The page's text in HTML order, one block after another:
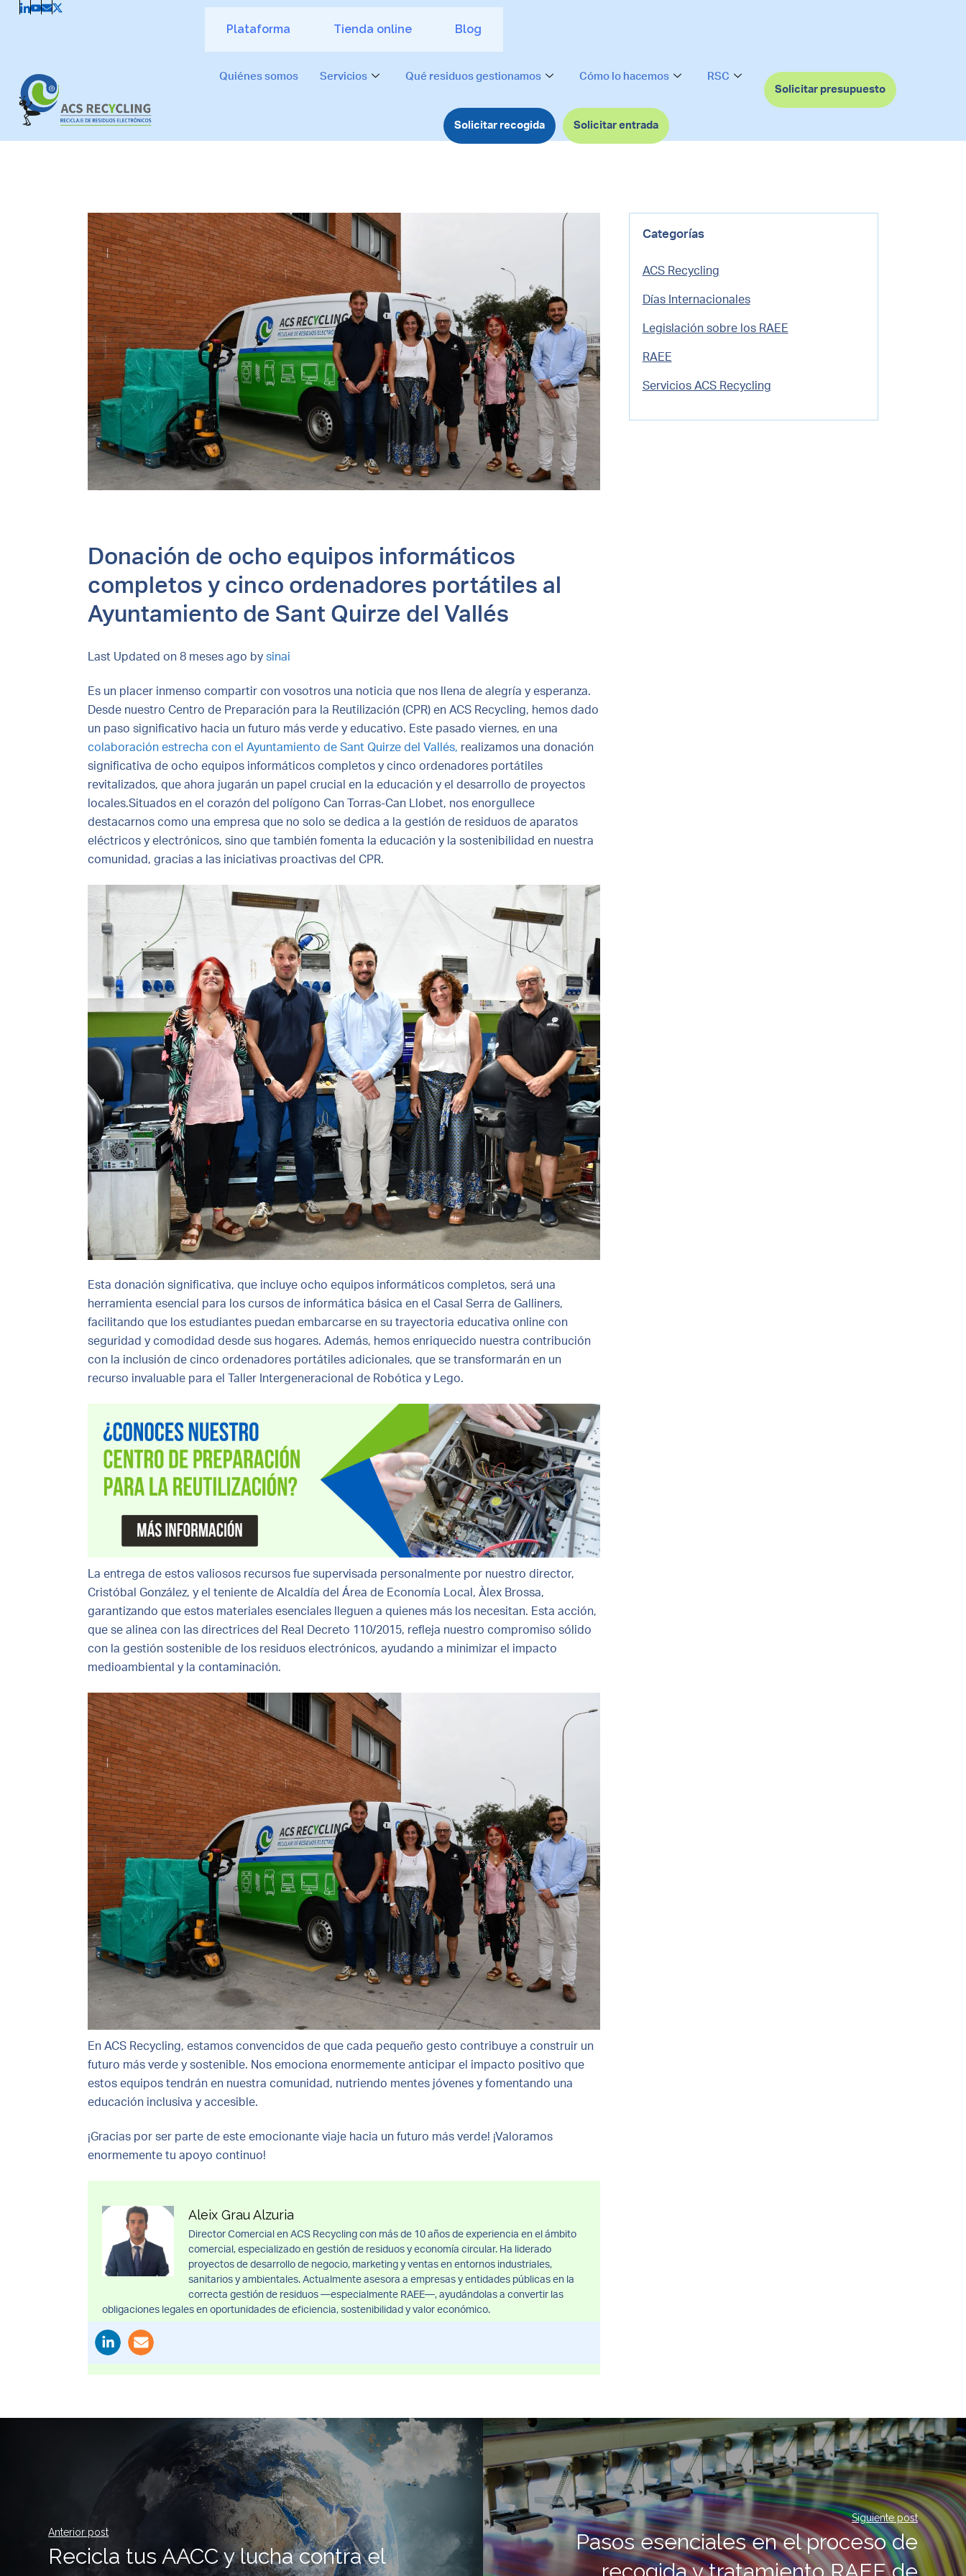
Plataforma Tienda online Blog
Quiénes somos Servicios Qué residuos gestionamos Cómo lo hacemos
RSC
Solicitar presupuesto
Solicitar recogida Solicitar entrada
Donación de ocho equipos informáticos
completos y cinco ordenadores portátiles al
Ayuntamiento de Sant Quirze del Vallés
Last Updated on 8 meses ago by sinai
Es un placer inmenso compartir con vosotros una noticia que nos llena de alegría y esperanza.
Desde nuestro Centro de Preparación para la Reutilización (CPR) en ACS Recycling, hemos dado
un paso significativo hacia un futuro más verde y educativo. Este pasado viernes, en una
colaboración estrecha con el Ayuntamiento de Sant Quirze del Vallés, realizamos una donación
significativa de ocho equipos informáticos completos y cinco ordenadores portátiles
revitalizados, que ahora jugarán un papel crucial en la educación y el desarrollo de proyectos
locales.Situados en el corazón del polígono Can Torras-Can Llobet, nos enorgullece
destacarnos como una empresa que no solo se dedica a la gestión de residuos de aparatos
eléctricos y electrónicos, sino que también fomenta la educación y la sostenibilidad en nuestra
comunidad, gracias a las iniciativas proactivas del CPR.
Esta donación significativa, que incluye ocho equipos informáticos completos, será una
herramienta esencial para los cursos de informática básica en el Casal Serra de Galliners,
facilitando que los estudiantes puedan embarcarse en su trayectoria educativa online con
seguridad y comodidad desde sus hogares. Además, hemos enriquecido nuestra contribución
con la inclusión de cinco ordenadores portátiles adicionales, que se transformarán en un
recurso invaluable para el Taller Intergeneracional de Robótica y Lego.
La entrega de estos valiosos recursos fue supervisada personalmente por nuestro director,
Cristóbal González, y el teniente de Alcaldía del Área de Economía Local, Àlex Brossa,
garantizando que estos materiales esenciales lleguen a quienes más los necesitan. Esta acción,
que se alinea con las directrices del Real Decreto 110/2015, refleja nuestro compromiso sólido
con la gestión sostenible de los residuos electrónicos, ayudando a minimizar el impacto
medioambiental y la contaminación.
En ACS Recycling, estamos convencidos de que cada pequeño gesto contribuye a construir un
futuro más verde y sostenible. Nos emociona enormemente anticipar el impacto positivo que
estos equipos tendrán en nuestra comunidad, nutriendo mentes jóvenes y fomentando una
educación inclusiva y accesible.
¡Gracias por ser parte de este emocionante viaje hacia un futuro más verde! ¡Valoramos
enormemente tu apoyo continuo!
Aleix Grau Alzuria
Director Comercial en ACS Recycling con más de 10 años de experiencia en el ámbito
comercial, especializado en gestión de residuos y economía circular. Ha liderado
proyectos de desarrollo de negocio, marketing y ventas en entornos industriales,
sanitarios y ambientales. Actualmente asesora a empresas y entidades públicas en la
correcta gestión de residuos —especialmente RAEE—, ayudándolas a convertir las
obligaciones legales en oportunidades de eficiencia, sostenibilidad y valor económico.
Categorías
ACS Recycling
Días Internacionales
Legislación sobre los RAEE
RAEE
Servicios ACS Recycling
Anterior post
Recicla tus AACC y lucha contra el
Siguiente post
Pasos esenciales en el proceso de